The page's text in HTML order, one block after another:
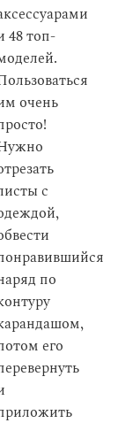
48 топ-
очень
с
по
его